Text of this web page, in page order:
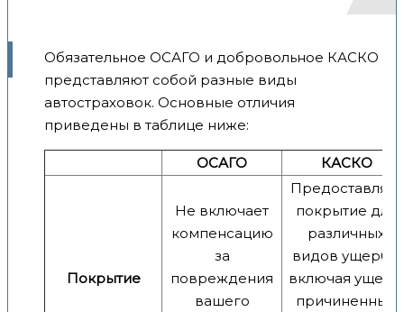
Обязательное ОСАГО и добровольное КАСКО
представляют собой разные виды
автостраховок. Основные отличия
приведены в таблице ниже:
ОСАГО КАСКО
Покрытие
Не включает
компенсацию
за
повреждения
вашего
Предоставляет
покрытие для
различных
видов ущерба,
включая ущерб,
причиненный